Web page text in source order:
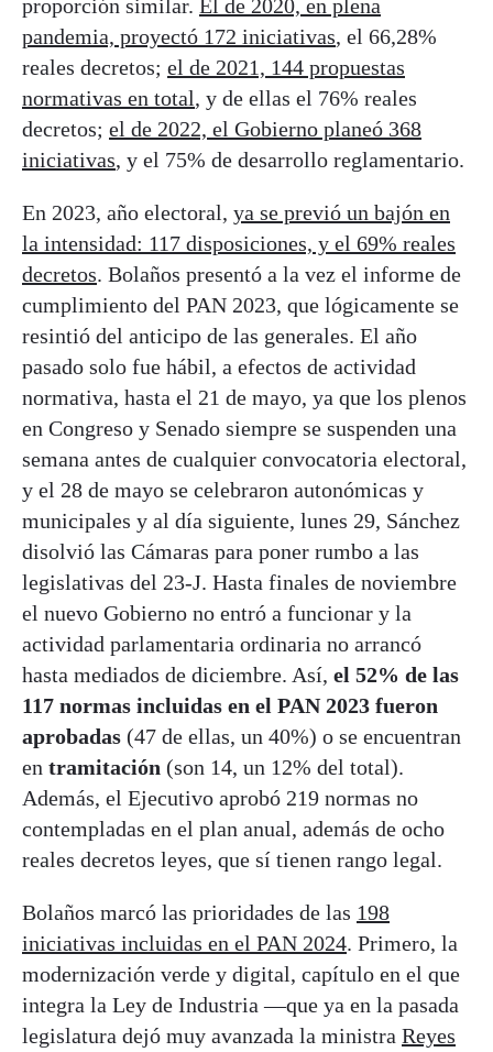
proporción similar. El de 2020, en plena
pandemia, proyectó 172 iniciativas, el 66,28%
reales decretos; el de 2021, 144 propuestas
normativas en total, y de ellas el 76% reales
decretos; el de 2022, el Gobierno planeó 368
iniciativas, y el 75% de desarrollo reglamentario.
En 2023, año electoral, ya se previó un bajón en
la intensidad: 117 disposiciones, y el 69% reales
decretos. Bolaños presentó a la vez el informe de
cumplimiento del PAN 2023, que lógicamente se
resintió del anticipo de las generales. El año
pasado solo fue hábil, a efectos de actividad
normativa, hasta el 21 de mayo, ya que los plenos
en Congreso y Senado siempre se suspenden una
semana antes de cualquier convocatoria electoral,
y el 28 de mayo se celebraron autonómicas y
municipales y al día siguiente, lunes 29, Sánchez
disolvió las Cámaras para poner rumbo a las
legislativas del 23-J. Hasta finales de noviembre
el nuevo Gobierno no entró a funcionar y la
actividad parlamentaria ordinaria no arrancó
hasta mediados de diciembre. Así, el 52% de las
117 normas incluidas en el PAN 2023 fueron
aprobadas (47 de ellas, un 40%) o se encuentran
en tramitación (son 14, un 12% del total).
Además, el Ejecutivo aprobó 219 normas no
contempladas en el plan anual, además de ocho
reales decretos leyes, que sí tienen rango legal.
Bolaños marcó las prioridades de las 198
iniciativas incluidas en el PAN 2024. Primero, la
modernización verde y digital, capítulo en el que
integra la Ley de Industria —que ya en la pasada
legislatura dejó muy avanzada la ministra Reyes